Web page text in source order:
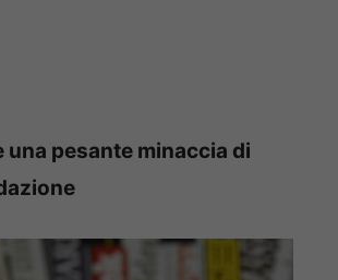
una pesante minaccia di